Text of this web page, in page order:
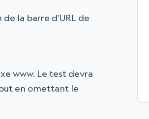
de la barre d'URL de
www. Le test devra
en omettant le